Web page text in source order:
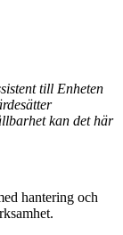
till Enheten
kan det här
hantering och